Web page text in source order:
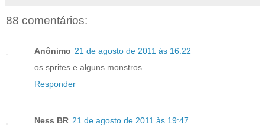
88 comentários:
Anônimo 21 de agosto de 2011 às 16:22
os sprites e alguns monstros
Responder
Ness BR 21 de agosto de 2011 às 19:47